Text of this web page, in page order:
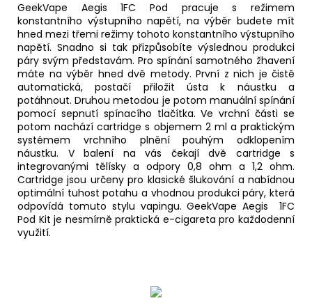
GeekVape Aegis 1FC Pod pracuje s režimem
konstantního výstupního napětí, na výběr budete mít
hned mezi třemi režimy tohoto konstantního výstupního
napětí. Snadno si tak přizpůsobíte výslednou produkci
páry svým představám. Pro spínání samotného žhavení
máte na výběr hned dvě metody. První z nich je čistě
automatická, postačí přiložit ústa k náustku a
potáhnout. Druhou metodou je potom manuální spínání
pomocí sepnutí spínacího tlačítka. Ve vrchní části se
potom nacházícartridge s objemem 2 ml a praktickým
systémem vrchního plnění pouhým odklopením
náustku. V balení na vás čekají dvě cartridge s
integrovanými tělísky a odpory 0,8 ohm a 1,2 ohm.
Cartridge jsou určeny pro klasické šlukování a nabídnou
optimální tuhost potahu a vhodnou produkci páry, která
odpovídá tomuto stylu vapingu. GeekVape Aegis 1FC
Pod Kit je nesmírně praktická e-cigareta pro každodenní
využití.